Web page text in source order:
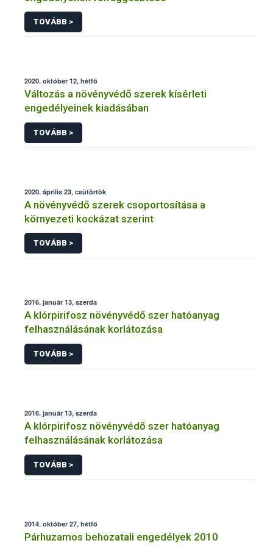
TOVÁBB >
2020. október 12, hétfő
Változás a növényvédő szerek kísérleti
engedélyeinek kiadásában
TOVÁBB >
2020. április 23, csütörtök
A növényvédő szerek csoportosítása a
környezeti kockázat szerint
TOVÁBB >
2016. január 13, szerda
A klórpirifosz növényvédő szer hatóanyag
felhasználásának korlátozása
TOVÁBB >
2016. január 13, szerda
A klórpirifosz növényvédő szer hatóanyag
felhasználásának korlátozása
TOVÁBB >
2014. október 27, hétfő
Párhuzamos behozatali engedélyek 2010